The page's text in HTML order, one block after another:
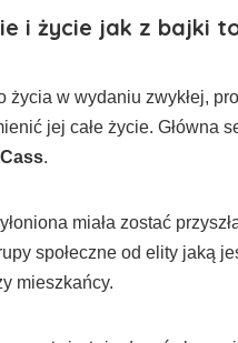
i życie jak z bajki
w wydaniu zwykłej,
jej całe życie. Główna
.
miała zostać
społeczne od elity jaką
mieszkańcy.